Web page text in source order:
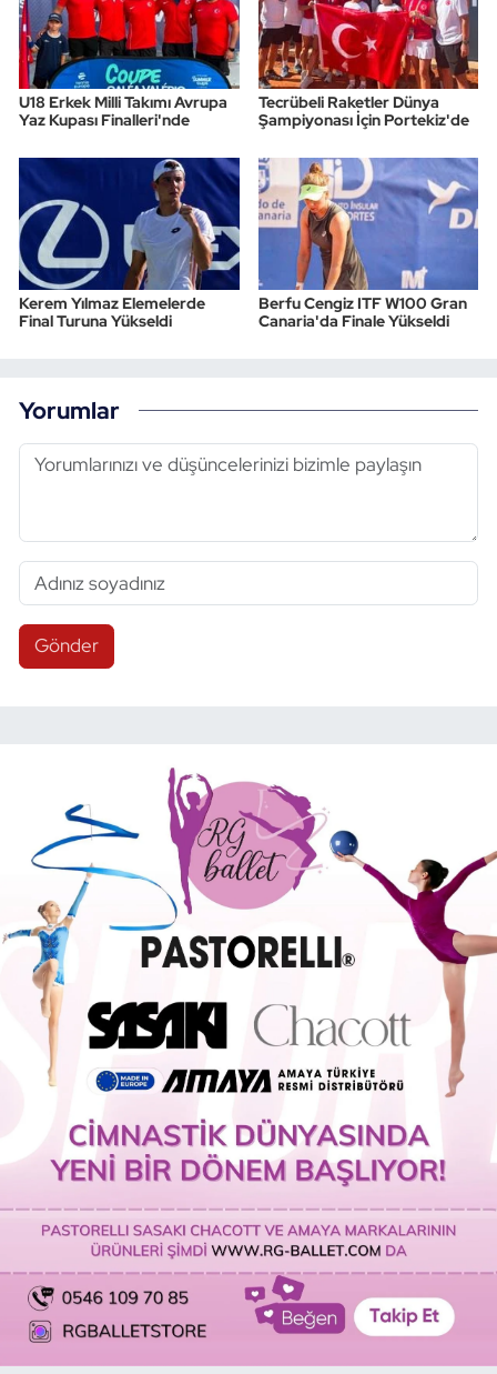
U18 Erkek Milli Takımı Avrupa
Yaz Kupası Finalleri'nde
Tecrübeli Raketler Dünya
Şampiyonası İçin Portekiz'de
Kerem Yılmaz Elemelerde
Final Turuna Yükseldi
Berfu Cengiz ITF W100 Gran
Canaria'da Finale Yükseldi
Yorumlar
Gönder